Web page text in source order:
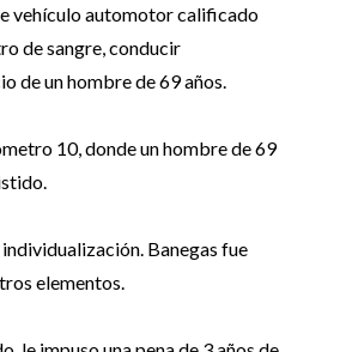
vehículo automotor calificado
de sangre, conducir
de un hombre de 69 años.
10, donde un hombre de 69
Banegas fue
elementos.